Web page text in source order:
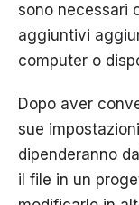
sono necessari
aggiuntivi
computer o
Dopo aver
sue
dipenderanno
il file in un